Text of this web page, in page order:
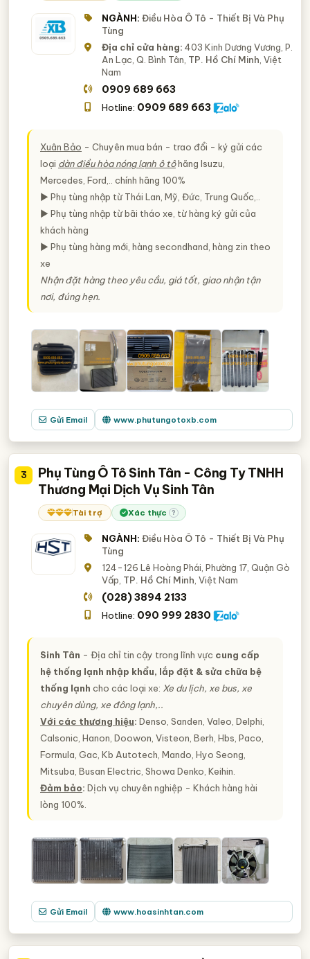
NGÀNH: Điều Hòa Ô Tô - Thiết Bị Và Phụ
Tùng
Địa chỉ cửa hàng: 403 Kinh Dương Vương, P.
An Lạc, Q. Bình Tân, TP. Hồ Chí Minh , Việt
Nam
0909 689 663
Hotline: 0909 689 663
Xuân Bảo - Chuyên mua bán - trao đổi - ký gửi các
loại dàn điều hòa nóng lạnh ô tôhãng Isuzu,
Mercedes, Ford,.. chính hãng 100%
► Phụ tùng nhập từ Thái Lan, Mỹ, Đức, Trung Quốc,..
► Phụ tùng nhập từ bãi tháo xe, từ hàng ký gửi của
khách hàng
► Phụ tùng hàng mới, hàng secondhand, hàng zin theo
xe
Nhận đặt hàng theo yêu cầu, giá tốt, giao nhận tận
nơi, đúng hẹn.
Gửi Email www.phutungotoxb.com
3
Phụ Tùng Ô Tô Sinh Tân - Công Ty TNHH
Thương Mại Dịch Vụ Sinh Tân
Tài trợ Xác thực ?
NGÀNH: Điều Hòa Ô Tô - Thiết Bị Và Phụ
Tùng
124-126 Lê Hoàng Phái, Phường 17, Quận Gò
Vấp, TP. Hồ Chí Minh , Việt Nam
(028) 3894 2133
Hotline: 090 999 2830
Sinh Tân - Địa chỉ tin cậy trong lĩnh vực cung cấp
hệ thống lạnh nhập khẩu, lắp đặt & sửa chữa bệ
thống lạnh cho các loại xe: Xe du lịch, xe bus, xe
chuyên dùng, xe đông lạnh,..
Với các thương hiệu: Denso, Sanden, Valeo, Delphi,
Calsonic, Hanon, Doowon, Visteon, Berh, Hbs, Paco,
Formula, Gac, Kb Autotech, Mando, Hyo Seong,
Mitsuba, Busan Electric, Showa Denko, Keihin.
Đảm bảo: Dịch vụ chuyên nghiệp - Khách hàng hài
lòng 100%.
Gửi Email www.hoasinhtan.com